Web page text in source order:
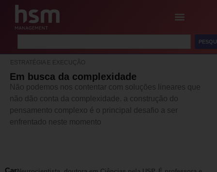
ESTRATÉGIA E EXECUÇÃO
Em busca da complexidade
Não podemos nos contentar com soluções lineares que
não dão conta da complexidade. a construção do
pensamento complexo é o principal desafio a ser
enfrentado neste momento
Car